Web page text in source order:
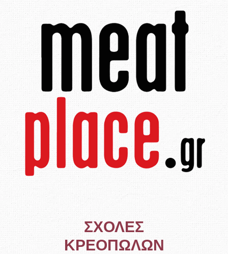
ΣΧΟΛΕΣ
ΚΡΕΟΠΩΛΩΝ